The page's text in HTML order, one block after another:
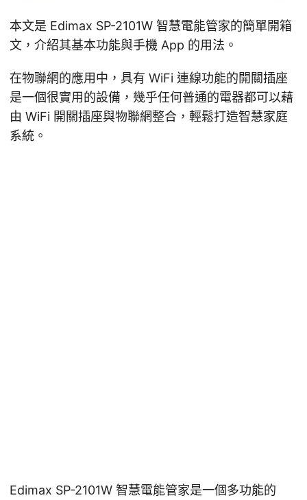
本文是 Edimax SP-2101W 智慧電能管家的簡單開箱
文，介紹其基本功能與手機 App 的用法。
在物聯網的應用中，具有 WiFi 連線功能的開關插座
是一個很實用的設備，幾乎任何普通的電器都可以藉
由 WiFi 開關插座與物聯網整合，輕鬆打造智慧家庭
系統。
Edimax SP-2101W 智慧電能管家是一個多功能的